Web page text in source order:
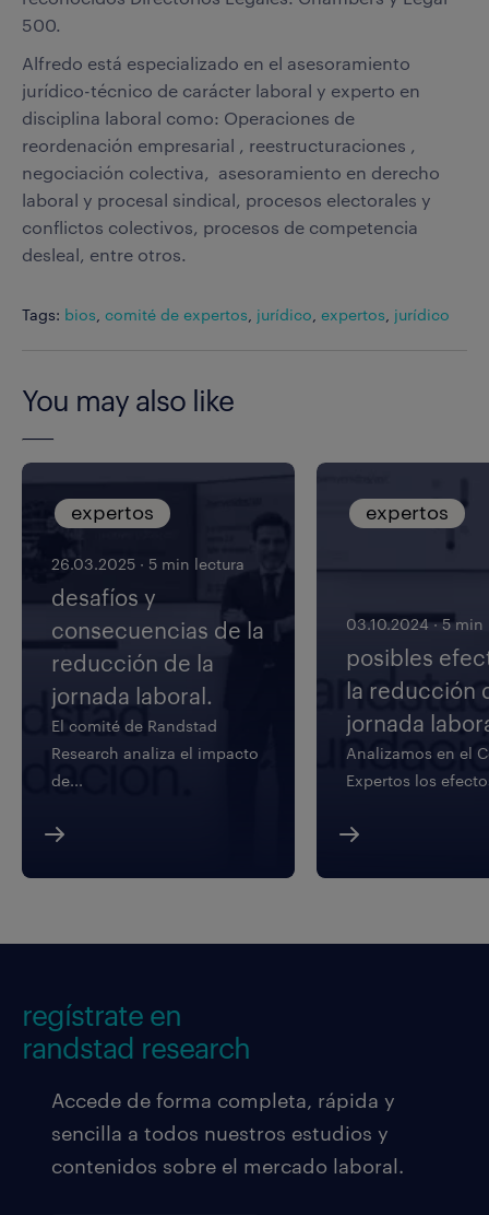
500.
Alfredo está especializado en el asesoramiento
jurídico-técnico de carácter laboral y experto en
disciplina laboral como: Operaciones de
reordenación empresarial , reestructuraciones ,
negociación colectiva, asesoramiento en derecho
laboral y procesal sindical, procesos electorales y
conflictos colectivos, procesos de competencia
desleal, entre otros.
Tags: bios comité de expertos jurídico expertos jurídico
You may also like
expertos
26.03.2025 · 5 min lectura
desafíos y
consecuencias de la
reducción de la
jornada laboral.
El comité de Randstad
Research analiza el impacto
de...
expertos
03.10.2024 ·5 min
posibles
la reducción
jornada
Analizamos en el
Expertos los
regístrate en
randstad research
Accede de forma completa, rápida y
sencilla a todos nuestros estudios y
contenidos sobre el mercado laboral.